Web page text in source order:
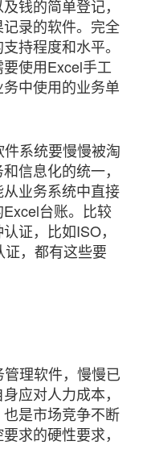
钱的简单登记，
录的软件。完全
持程度和水平。
使用Excel手工
中使用的业务单
系统要慢慢被淘
信息化的统一，
业务系统中直接
台账。比较
证，比如ISO，
，都有这些要
理软件，慢慢已
应对人力成本，
是市场竞争不断
求的硬性要求，